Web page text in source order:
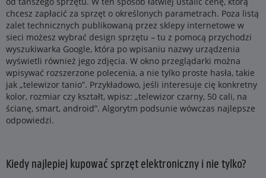
chcesz zapłacić za sprzęt o określonych parametrach. Poza listą
zalet technicznych publikowaną przez sklepy internetowe w
sieci możesz wybrać design sprzętu – tu z pomocą przychodzi
wyszukiwarka Google, która po wpisaniu nazwy urządzenia
wyświetli również jego zdjęcia. W okno przeglądarki można
wpisywać rozszerzone polecenia, a nie tylko proste hasła, takie
jak „telewizor tanio”. Przykładowo, jeśli interesuje cię konkretny
kolor, rozmiar czy kształt, wpisz: „telewizor czarny, 50 cali, na
ścianę, smart, android”. Algorytm podsunie wówczas najlepsze
odpowiedzi.
Kiedy najlepiej kupować sprzęt elektroniczny i nie tylko?